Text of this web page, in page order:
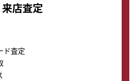
来店査定
ド査定